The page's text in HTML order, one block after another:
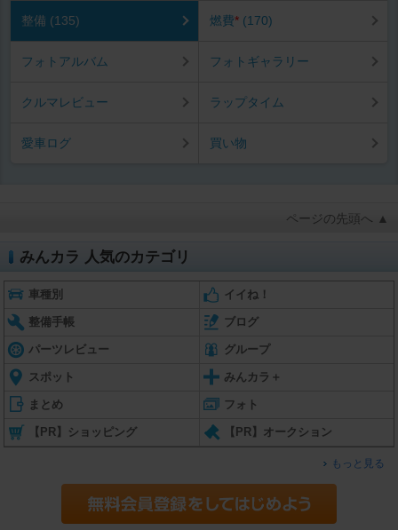
整備 (135) 燃費* (170)
フォトアルバム フォトギャラリー
クルマレビュー ラップタイム
愛車ログ 買い物
ページの先頭へ ▲
みんカラ 人気のカテゴリ
車種別 イイね！
整備手帳 ブログ
パーツレビュー グループ
スポット みんカラ＋
まとめ フォト
【PR】ショッピング 【PR】オークション
もっと見る